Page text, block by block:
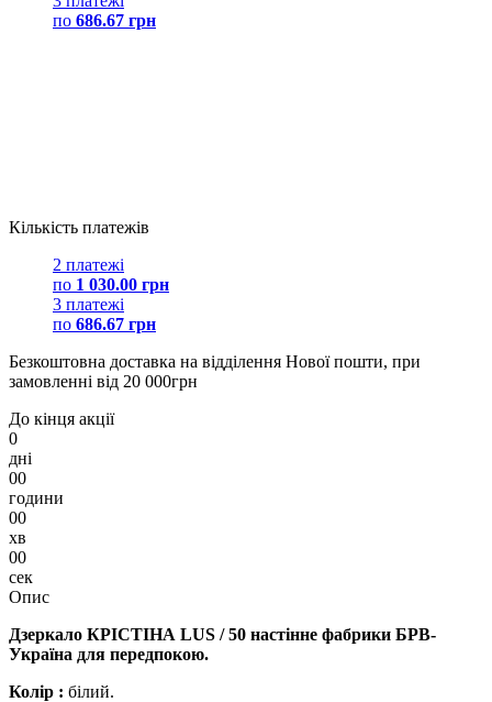
по 686.67 грн
Кількість платежів
2 платежі
по 1 030.00 грн
3 платежі
по 686.67 грн
Безкоштовна доставка на відділення Нової пошти, при
замовленні від 20 000грн
До кінця акції
0
дні
00
години
00
хв
00
сек
Опис
Дзеркало КРІСТІНА LUS / 50 настінне фабрики БРВ-
Україна для передпокою.
Колір : білий.